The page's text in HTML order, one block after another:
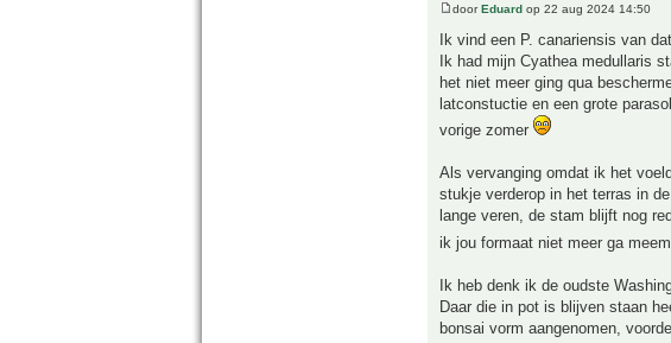
door Eduard op 22 aug 2024 14:50
Ik vind een P. canariensis van
Ik had mijn Cyathea medullaris
het niet meer ging qua
latconstuctie en een grote
vorige zomer
Als vervanging omdat ik het
stukje verderop in het terras in
lange veren, de stam blijft nog
ik jou formaat niet meer ga
Ik heb denk ik de oudste
Daar die in pot is blijven staan
bonsai vorm aangenomen,